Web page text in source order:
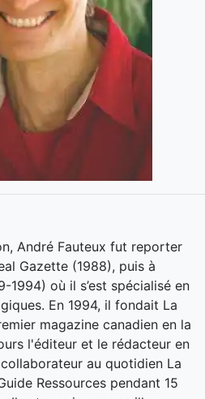
André Fauteux fut reporter
Gazette (1988), puis à
1994) où il s’est spécialisé en
En 1994, il fondait La
magazine canadien en la
l'éditeur et le rédacteur en
au quotidien La
Ressources pendant 15